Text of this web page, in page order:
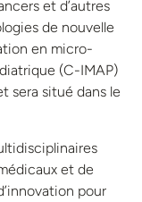
et d’autres
de nouvelle
en micro-
(C-IMAP)
sera situé dans le
et de
pour